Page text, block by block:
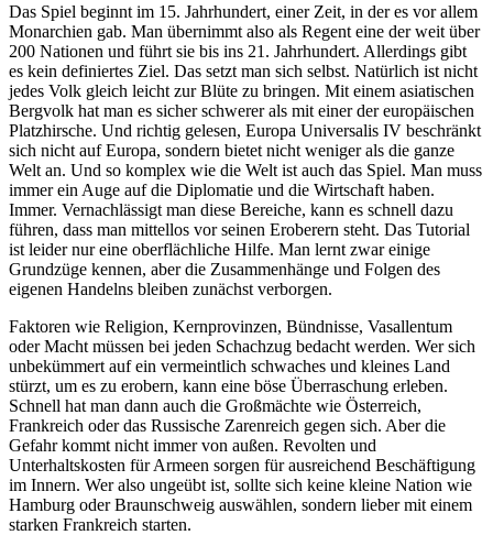
Das Spiel beginnt im 15. Jahrhundert, einer Zeit, in der es vor allem
Monarchien gab. Man übernimmt also als Regent eine der weit über
200 Nationen und führt sie bis ins 21. Jahrhundert. Allerdings gibt
es kein definiertes Ziel. Das setzt man sich selbst. Natürlich ist nicht
jedes Volk gleich leicht zur Blüte zu bringen. Mit einem asiatischen
Bergvolk hat man es sicher schwerer als mit einer der europäischen
Platzhirsche. Und richtig gelesen, Europa Universalis IV beschränkt
sich nicht auf Europa, sondern bietet nicht weniger als die ganze
Welt an. Und so komplex wie die Welt ist auch das Spiel. Man muss
immer ein Auge auf die Diplomatie und die Wirtschaft haben.
Immer. Vernachlässigt man diese Bereiche, kann es schnell dazu
führen, dass man mittellos vor seinen Eroberern steht. Das Tutorial
ist leider nur eine oberflächliche Hilfe. Man lernt zwar einige
Grundzüge kennen, aber die Zusammenhänge und Folgen des
eigenen Handelns bleiben zunächst verborgen.
Faktoren wie Religion, Kernprovinzen, Bündnisse, Vasallentum
oder Macht müssen bei jeden Schachzug bedacht werden. Wer sich
unbekümmert auf ein vermeintlich schwaches und kleines Land
stürzt, um es zu erobern, kann eine böse Überraschung erleben.
Schnell hat man dann auch die Großmächte wie Österreich,
Frankreich oder das Russische Zarenreich gegen sich. Aber die
Gefahr kommt nicht immer von außen. Revolten und
Unterhaltskosten für Armeen sorgen für ausreichend Beschäftigung
im Innern. Wer also ungeübt ist, sollte sich keine kleine Nation wie
Hamburg oder Braunschweig auswählen, sondern lieber mit einem
starken Frankreich starten.